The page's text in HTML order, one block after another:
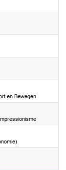
en Bewegen